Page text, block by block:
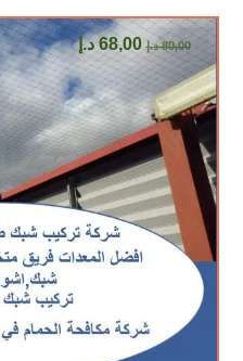
80,00 د.إ 68,00 د.إ